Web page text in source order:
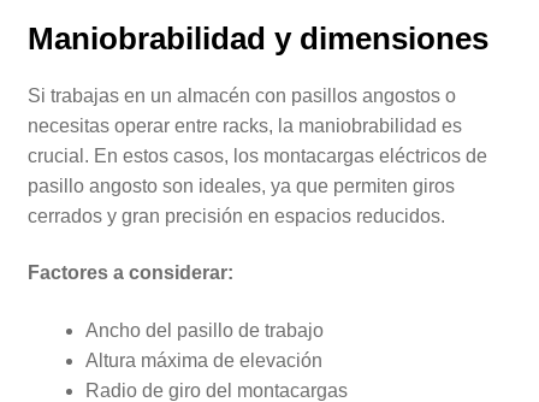
Maniobrabilidad y dimensiones
Si trabajas en un almacén con pasillos angostos o
necesitas operar entre racks, la maniobrabilidad es
crucial. En estos casos, los montacargas eléctricos de
pasillo angosto son ideales, ya que permiten giros
cerrados y gran precisión en espacios reducidos.
Factores a considerar:
Ancho del pasillo de trabajo
Altura máxima de elevación
Radio de giro del montacargas